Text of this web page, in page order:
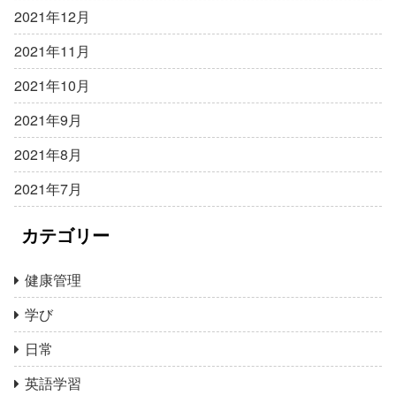
2021年12月
2021年11月
2021年10月
2021年9月
2021年8月
2021年7月
カテゴリー
健康管理
学び
日常
英語学習